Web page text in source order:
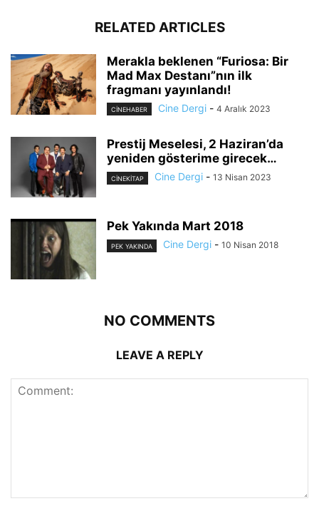
RELATED ARTICLES
Merakla beklenen “Furiosa: Bir
Mad Max Destanı”nın ilk
fragmanı yayınlandı!
CINEHABER Cine Dergi - 4 Aralık 2023
Prestij Meselesi, 2 Haziran’da
yeniden gösterime girecek…
CİNEKİTAP Cine Dergi - 13 Nisan 2023
Pek Yakında Mart 2018
PEK YAKINDA Cine Dergi - 10 Nisan 2018
NO COMMENTS
LEAVE A REPLY